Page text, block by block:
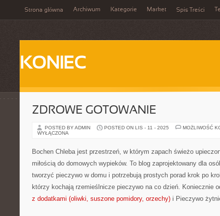
Strona główna Archiwum Kategorie Market Spis Treści
KONIEC
ZDROWE GOTOWANIE
POSTED BY ADMIN POSTED ON LIS - 11 - 2025
MOŻLIWOŚĆ
WYŁĄCZONA
Bochen Chleba jest przestrzeń, w którym zapach świeżo
miłością do domowych wypieków. To blog zaprojektowany dla
tworzyć pieczywo w domu i potrzebują prostych porad krok po
którzy kochają rzemieślnicze pieczywo na co dzień. Koniecznie
z dodatkami (oliwki, suszone pomidory, orzechy) i Pieczywo